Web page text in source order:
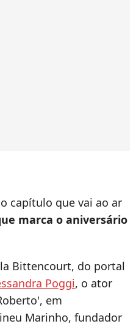
capítulo que vai ao ar
marca o aniversário
Bittencourt, do portal
Poggi, o ator
em
Marinho, fundador